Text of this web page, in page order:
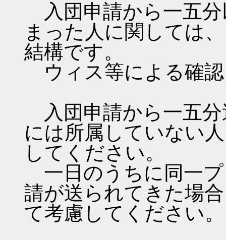
入団申請から一五分
まった人に関しては
結構です。
ウィス等による確
入団申請から一五
には所属していない
してください。
一日のうちに同一
請が送られてきた場
て考慮してください。